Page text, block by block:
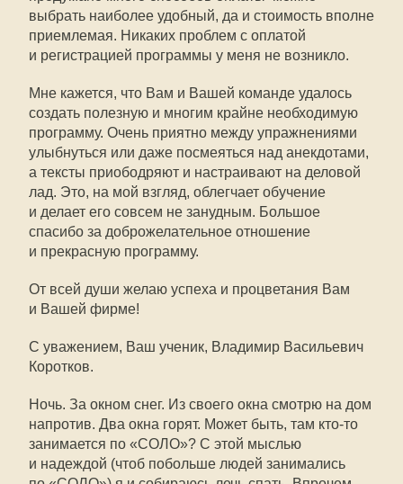
выбрать наиболее удобный, да и стоимость вполне
приемлемая. Никаких проблем с оплатой
и регистрацией программы у меня не возникло.
Мне кажется, что Вам и Вашей команде удалось
создать полезную и многим крайне необходимую
программу. Очень приятно между упражнениями
улыбнуться или даже посмеяться над анекдотами,
а тексты приободряют и настраивают на деловой
лад. Это, на мой взгляд, облегчает обучение
и делает его совсем не занудным. Большое
спасибо за доброжелательное отношение
и прекрасную программу.
От всей души желаю успеха и процветания Вам
и Вашей фирме!
С уважением, Ваш ученик, Владимир Васильевич
Коротков.
Ночь. За окном снег. Из своего окна смотрю на дом
напротив. Два окна горят. Может быть, там кто-то
занимается по «СОЛО»? С этой мыслью
и надеждой (чтоб побольше людей занимались